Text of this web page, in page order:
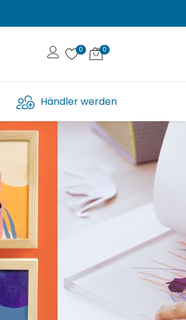
Händler werden